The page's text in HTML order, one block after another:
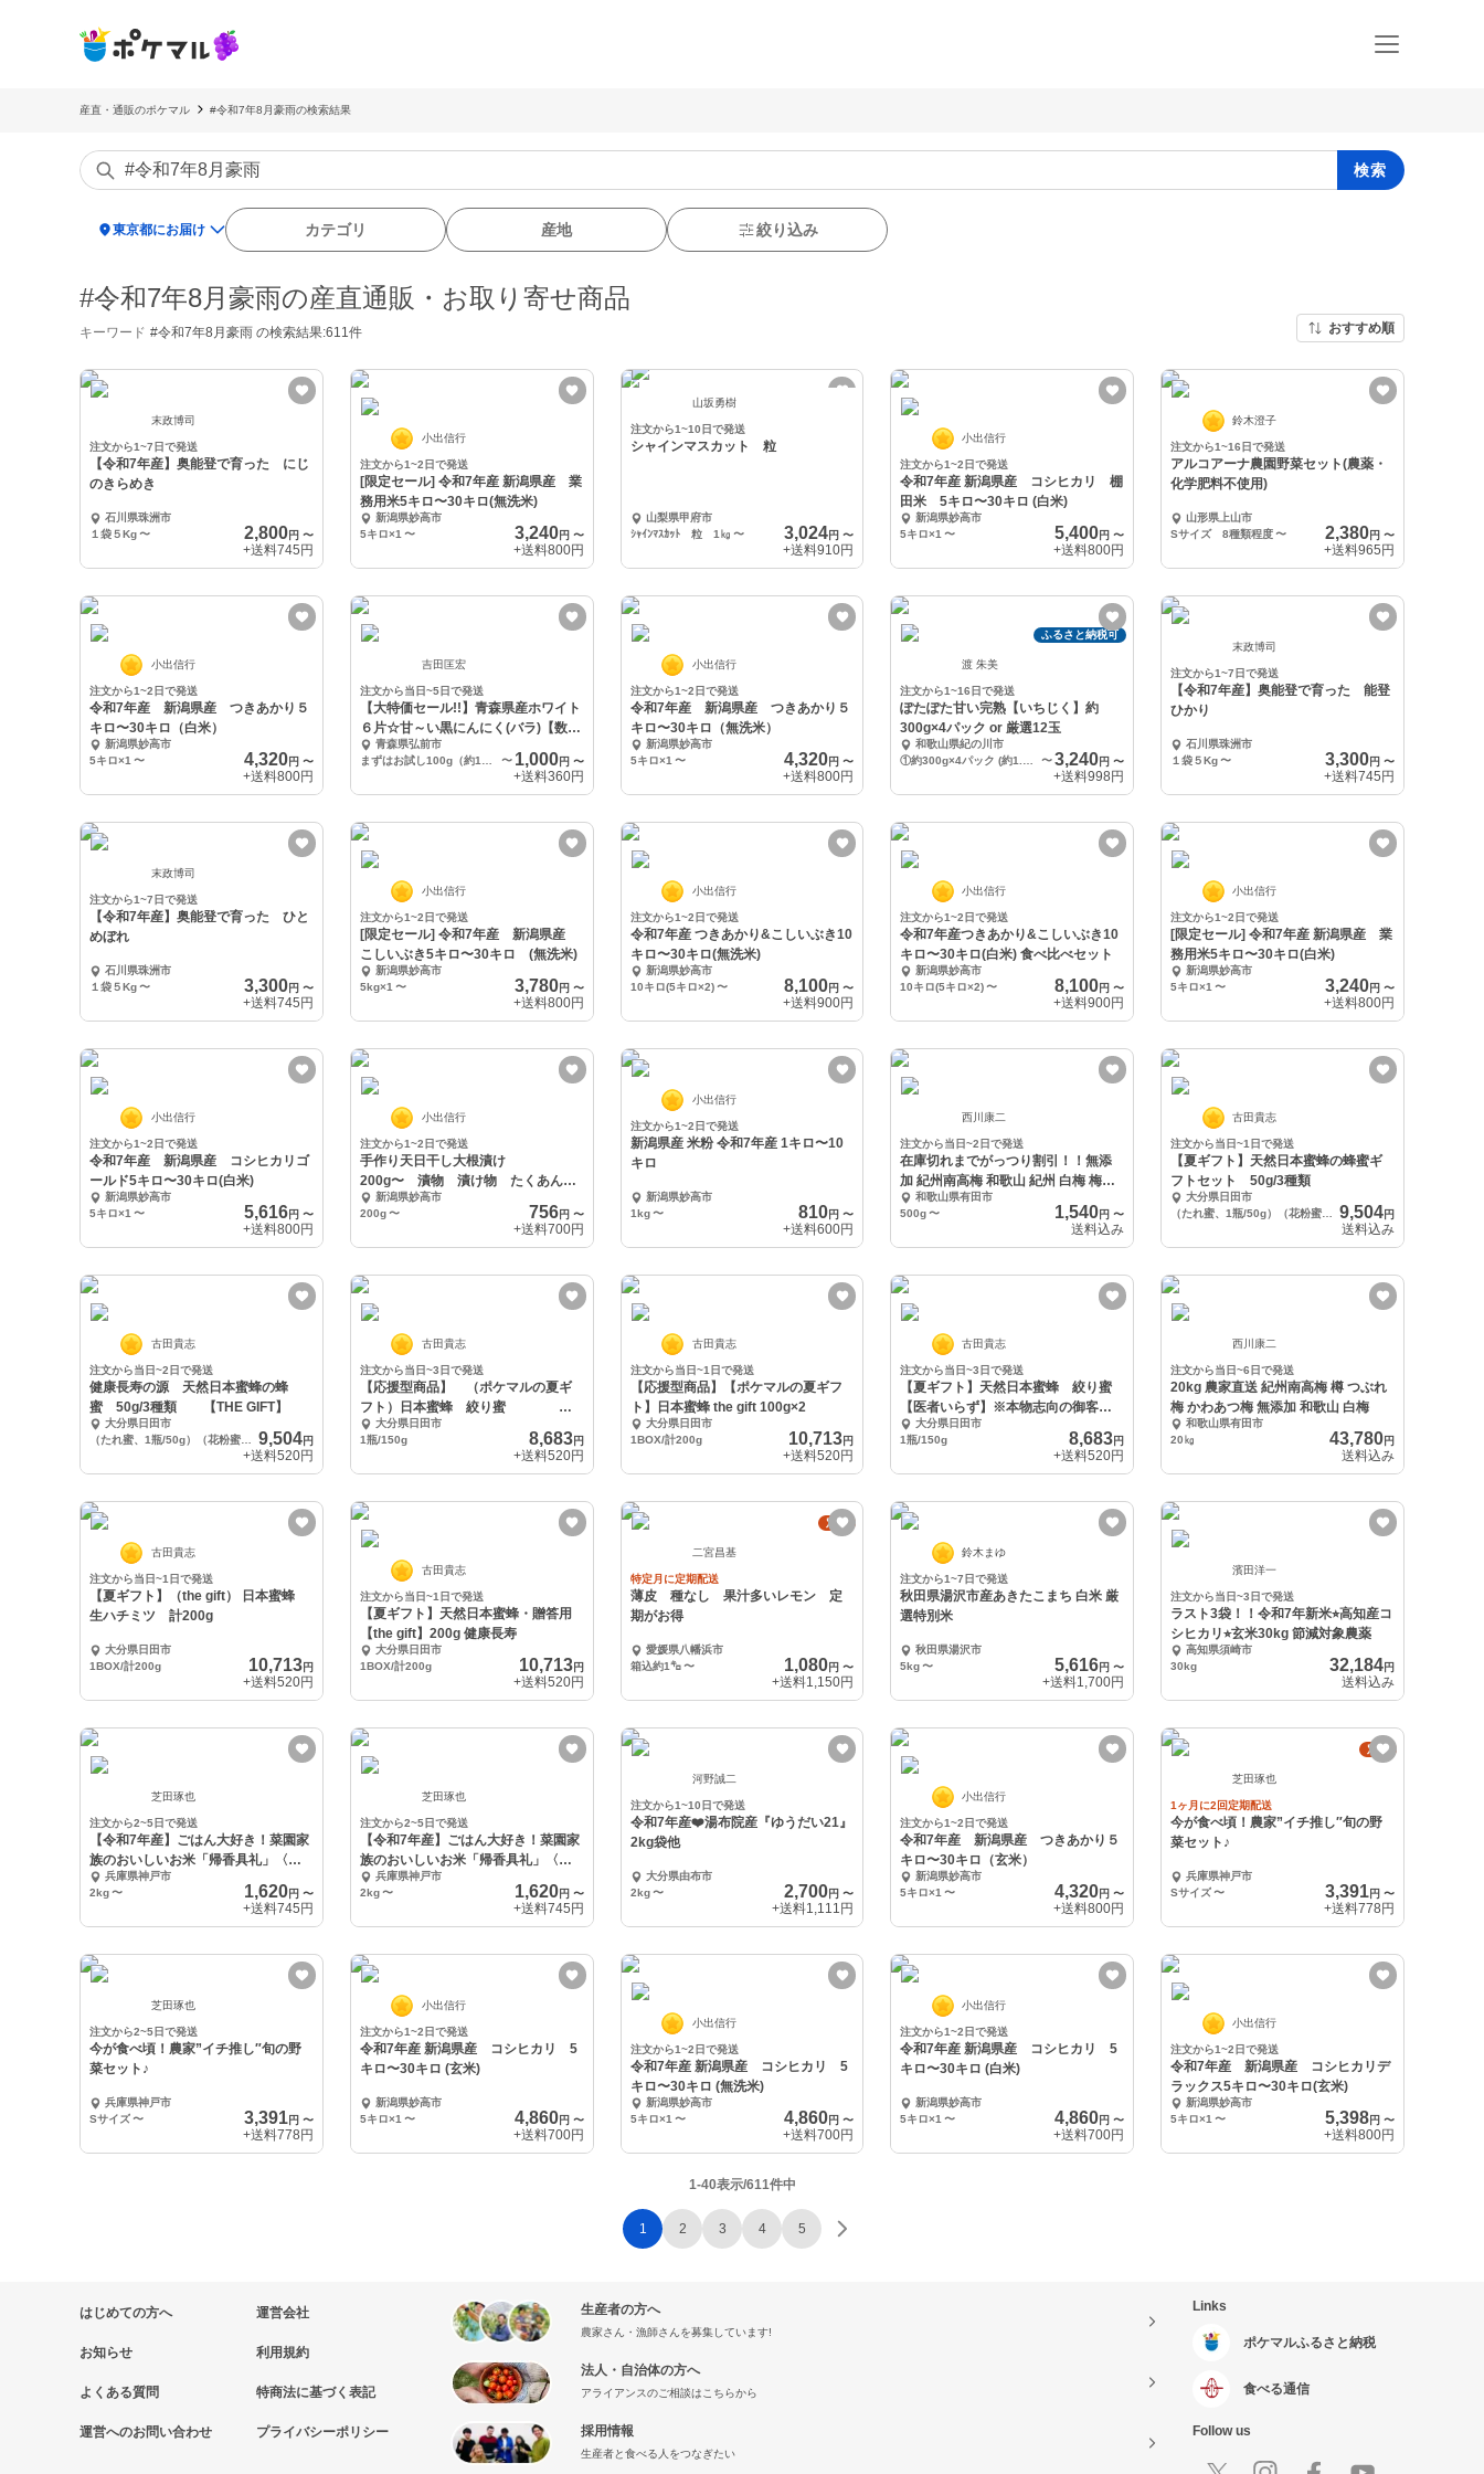
産直・通販のポケマル #令和7年8月豪雨の検索結果
検索
location_on東京都にお届け カテゴリ 産地 絞り込み
#令和7年8月豪雨の産直通販・お取り寄せ商品
キーワード #令和7年8月豪雨 の検索結果:611件 おすすめ順
末政博司
注文から1~7日で発送
【令和7年産】奥能登で育った にじ
のきらめき
石川県珠洲市
１袋５Kg〜 2,800円 〜
+送料745円
小出信行
注文から1~2日で発送
[限定セール] 令和7年産 新潟県産 業
務用米5キロ〜30キロ(無洗米)
新潟県妙高市
5キロ×1 〜 3,240円 〜
+送料800円
山坂勇樹
注文から1~10日で発送
シャインマスカット 粒
山梨県甲府市
ｼｬｲﾝﾏｽｶｯﾄ 粒 1㎏ 〜 3,024円〜
+送料910円
小出信行
注文から1~2日で発送
令和7年産 新潟県産 コシヒカリ 棚
田米 5キロ〜30キロ (白米)
新潟県妙高市
5キロ×1 〜 5,400円〜
+送料800円
鈴木澄子
注文から1~16日で発送
アルコアーナ農園野菜セット(農薬・
化学肥料不使用)
山形県上山市
Sサイズ 8種類程度〜 2,380円 〜
+送料965円
小出信行
注文から1~2日で発送
令和7年産 新潟県産 つきあかり５
キロ〜30キロ（白米）
新潟県妙高市
5キロ×1 〜 4,320円 〜
+送料800円
吉田匡宏
注文から当日~5日で発送
【大特価セール!!】青森県産ホワイト
６片☆甘～い黒にんにく(バラ)【数量
限定】
青森県弘前市
〜 1,000円 〜
+送料360円
小出信行
注文から1~2日で発送
令和7年産 新潟県産 つきあかり５
キロ〜30キロ（無洗米）
新潟県妙高市
5キロ×1 〜 4,320円〜
+送料800円
ふるさと納税可
渡 朱美
注文から1~16日で発送
ぽたぽた甘い完熟【いちじく】約
300g×4パック or 厳選12玉
和歌山県紀の川市
〜3,240円〜
+送料998円
末政博司
注文から1~7日で発送
【令和7年産】奥能登で育った 能登
ひかり
石川県珠洲市
１袋５Kg〜 3,300円 〜
+送料745円
末政博司
注文から1~7日で発送
【令和7年産】奥能登で育った ひと
めぼれ
石川県珠洲市
１袋５Kg〜 3,300円 〜
+送料745円
小出信行
注文から1~2日で発送
[限定セール] 令和7年産 新潟県産
こしいぶき5キロ〜30キロ (無洗米)
新潟県妙高市
5kg×1 〜 3,780円 〜
+送料800円
小出信行
注文から1~2日で発送
令和7年産 つきあかり&こしいぶき10
キロ〜30キロ(無洗米)
新潟県妙高市
10キロ(5キロ×2) 〜 8,100円〜
+送料900円
小出信行
注文から1~2日で発送
令和7年産つきあかり&こしいぶき10
キロ〜30キロ(白米) 食べ比べセット
新潟県妙高市
10キロ(5キロ×2) 〜 8,100円〜
+送料900円
小出信行
注文から1~2日で発送
[限定セール] 令和7年産 新潟県産 業
務用米5キロ〜30キロ(白米)
新潟県妙高市
5キロ×1 〜 3,240円 〜
+送料800円
小出信行
注文から1~2日で発送
令和7年産 新潟県産 コシヒカリゴ
ールド5キロ〜30キロ(白米)
新潟県妙高市
5キロ×1 〜 5,616円 〜
+送料800円
小出信行
注文から1~2日で発送
手作り天日干し大根漬け
200g〜 漬物 漬け物 たくあん
沢庵
新潟県妙高市
200g 〜 756円 〜
+送料700円
小出信行
注文から1~2日で発送
新潟県産 米粉 令和7年産 1キロ〜10
キロ
新潟県妙高市
1kg 〜 810円〜
+送料600円
西川康二
注文から当日~2日で発送
在庫切れまでがっつり割引！！無添
加 紀州南高梅 和歌山 紀州 白梅 梅干
梅 和歌山県有田市
500g 〜 1,540円〜
送料込み
古田貴志
注文から当日~1日で発送
【夏ギフト】天然日本蜜蜂の蜂蜜ギ
フトセット 50g/3種類
大分県日田市
9,504円
送料込み
古田貴志
注文から当日~2日で発送
健康長寿の源 天然日本蜜蜂の蜂
蜜 50g/3種類 【THE GIFT】
大分県日田市
9,504円
+送料520円
古田貴志
注文から当日~3日で発送
【応援型商品】 （ポケマルの夏ギ
フト）日本蜜蜂 絞り蜜
【医者いらず】
大分県日田市
1瓶/150g
8,683円
+送料520円
古田貴志
注文から当日~1日で発送
【応援型商品】【ポケマルの夏ギフ
ト】日本蜜蜂 the gift 100g×2
大分県日田市
1BOX/計200g
10,713円
+送料520円
古田貴志
注文から当日~3日で発送
【夏ギフト】天然日本蜜蜂 絞り蜜
【医者いらず】※本物志向の御客様
へ 大分県日田市
1瓶/150g
8,683円
+送料520円
西川康二
注文から当日~6日で発送
20kg 農家直送 紀州南高梅 樽 つぶれ
梅 かわあつ梅 無添加 和歌山 白梅
和歌山県有田市
20㎏
43,780円
送料込み
古田貴志
注文から当日~1日で発送
【夏ギフト】（the gift） 日本蜜蜂
生ハチミツ 計200g
大分県日田市
1BOX/計200g
10,713円
+送料520円
古田貴志
注文から当日~1日で発送
【夏ギフト】天然日本蜜蜂・贈答用
【the gift】200g 健康長寿
大分県日田市
1BOX/計200g
10,713円
+送料520円
定期
二宮昌基
特定月に定期配送
薄皮 種なし 果汁多いレモン 定
期がお得
愛媛県八幡浜市
箱込約1㌔ 〜 1,080円〜
+送料1,150円
鈴木まゆ
注文から1~7日で発送
秋田県湯沢市産あきたこまち 白米 厳
選特別米
秋田県湯沢市
5kg 〜 5,616円〜
+送料1,700円
濱田洋一
注文から当日~3日で発送
ラスト3袋！！令和7年新米⭐︎高知産コ
シヒカリ⭐︎玄米30kg 節減対象農薬
高知県須崎市
30kg
32,184円
送料込み
芝田琢也
注文から2~5日で発送
【令和7年産】ごはん大好き！菜園家
族のおいしいお米「帰香具礼」〈玄
米〉兵庫県神戸市
2kg〜 1,620円 〜
+送料745円
芝田琢也
注文から2~5日で発送
【令和7年産】ごはん大好き！菜園家
族のおいしいお米「帰香具礼」〈白
米〉兵庫県神戸市
2kg 〜 1,620円 〜
+送料745円
河野誠二
注文から1~10日で発送
令和7年産❤️湯布院産『ゆうだい21』
2kg袋他
大分県由布市
2kg 〜 2,700円〜
+送料1,111円
小出信行
注文から1~2日で発送
令和7年産 新潟県産 つきあかり５
キロ〜30キロ（玄米）
新潟県妙高市
5キロ×1 〜 4,320円〜
+送料800円
定期
芝田琢也
1ヶ月に2回定期配送
今が食べ頃！農家”イチ推し″旬の野
菜セット♪
兵庫県神戸市
Sサイズ〜 3,391円 〜
+送料778円
芝田琢也
注文から2~5日で発送
今が食べ頃！農家”イチ推し″旬の野
菜セット♪
兵庫県神戸市
Sサイズ〜 3,391円 〜
+送料778円
小出信行
注文から1~2日で発送
令和7年産 新潟県産 コシヒカリ 5
キロ〜30キロ (玄米)
新潟県妙高市
5キロ×1 〜 4,860円 〜
+送料700円
小出信行
注文から1~2日で発送
令和7年産 新潟県産 コシヒカリ 5
キロ〜30キロ (無洗米)
新潟県妙高市
5キロ×1 〜 4,860円〜
+送料700円
小出信行
注文から1~2日で発送
令和7年産 新潟県産 コシヒカリ 5
キロ〜30キロ (白米)
新潟県妙高市
5キロ×1 〜 4,860円〜
+送料700円
小出信行
注文から1~2日で発送
令和7年産 新潟県産 コシヒカリデ
ラックス5キロ〜30キロ(玄米)
新潟県妙高市
5キロ×1 〜 5,398円 〜
+送料800円
1-40表示/611件中
1 2 3 4 5
はじめての方へ
お知らせ
よくある質問
運営へのお問い合わせ
運営会社
利用規約
特商法に基づく表記
プライバシーポリシー
生産者の方へ
農家さん・漁師さんを募集しています!
法人・自治体の方へ
アライアンスのご相談はこちらから
採用情報
生産者と食べる人をつなぎたい
Links
ポケマルふるさと納税
食べる通信
Follow us